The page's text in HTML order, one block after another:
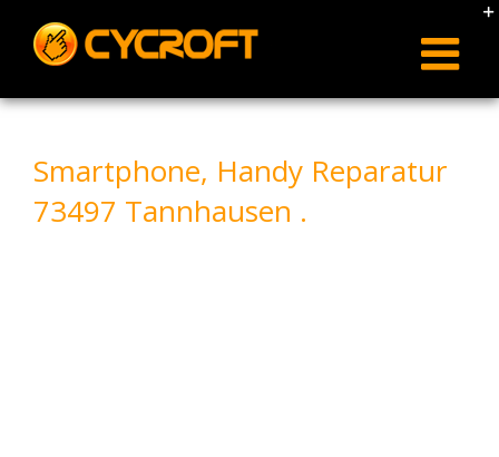
content
Smartphone, Handy Reparatur
73497 Tannhausen .